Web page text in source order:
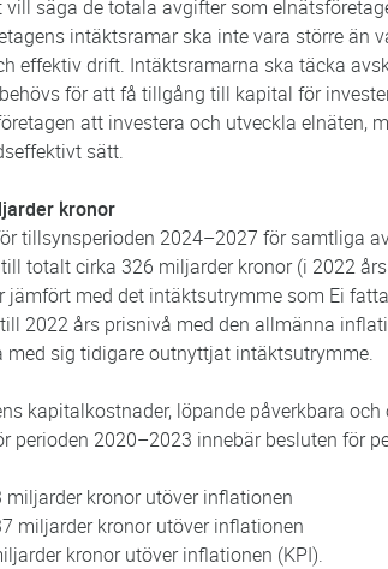
säga de totala avgifter som
intäktsramar ska inte vara större än
effektiv drift. Intäktsramarna ska täcka
för att få tillgång till kapital för
att investera och utveckla elnäten,
sätt.
kronor
tillsynsperioden 2024–2027 för samtliga
totalt cirka 326 miljarder kronor (i 2022
med det intäktsutrymme som Ei
2022 års prisnivå med den allmänna
sig tidigare outnyttjat intäktsutrymme.
kapitalkostnader, löpande påverkbara och
perioden 2020–2023 innebär besluten för
kronor utöver inflationen
miljarder kronor utöver inflationen
kronor utöver inflationen (KPI).